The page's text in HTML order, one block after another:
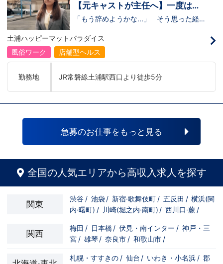
【元キャストが主任へ】一度は退
職を考えた3年目スタッフの転機
「もう辞めようかな...」 そう思った経験
す。 今回の動画では、土浦店所属・森田
主任にインタビュー。元キャストの彼女
が、入社してから挫折を経験しながら
も 主任へと成長した背景 には、意外に
た。 当グループを選んだ理由、印象に残
っているエピソード、そして意外な趣味ま
で。森田主任の飾らない人柄が垣間見える
↓ https://www.youtube.com/watch?
土浦ハッピーマットパラダイス
風俗ワーク
店舗型ヘルス
勤務地 JR常磐線土浦駅西口より徒歩5分
急募のお仕事をもっと見る
全国の人気エリアから高収入求人を探す
関東
渋谷 / 池袋 / 新宿·歌舞伎町 / 五反田 / 横浜(関
内·曙町) / 川崎(堀之内·南町) / 西川口·蕨 /
関西
梅田 / 日本橋 / 伏見・南インター / 神戸・三
宮 / 雄琴 / 奈良市 / 和歌山市 /
札幌・すすきの / 仙台 / いわき・小名浜 / 郡